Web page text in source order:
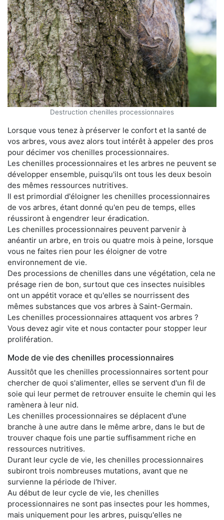
Destruction chenilles processionnaires
Lorsque vous tenez à préserver le confort et la santé de
vos arbres, vous avez alors tout intérêt à appeler des pros
pour décimer vos chenilles processionnaires.
Les chenilles processionnaires et les arbres ne peuvent se
développer ensemble, puisqu'ils ont tous les deux besoin
des mêmes ressources nutritives.
Il est primordial d'éloigner les chenilles processionnaires
de vos arbres, étant donné qu'en peu de temps, elles
réussiront à engendrer leur éradication.
Les chenilles processionnaires peuvent parvenir à
anéantir un arbre, en trois ou quatre mois à peine, lorsque
vous ne faites rien pour les éloigner de votre
environnement de vie.
Des processions de chenilles dans une végétation, cela ne
présage rien de bon, surtout que ces insectes nuisibles
ont un appétit vorace et qu'elles se nourrissent des
mêmes substances que vos arbres à Saint-Germain.
Les chenilles processionnaires attaquent vos arbres ?
Vous devez agir vite et nous contacter pour stopper leur
prolifération.
Mode de vie des chenilles processionnaires
Aussitôt que les chenilles processionnaires sortent pour
chercher de quoi s'alimenter, elles se servent d'un fil de
soie qui leur permet de retrouver ensuite le chemin qui les
ramènera à leur nid.
Les chenilles processionnaires se déplacent d'une
branche à une autre dans le même arbre, dans le but de
trouver chaque fois une partie suffisamment riche en
ressources nutritives.
Durant leur cycle de vie, les chenilles processionnaires
subiront trois nombreuses mutations, avant que ne
survienne la période de l'hiver.
Au début de leur cycle de vie, les chenilles
processionnaires ne sont pas insectes pour les hommes,
mais uniquement pour les arbres, puisqu'elles ne